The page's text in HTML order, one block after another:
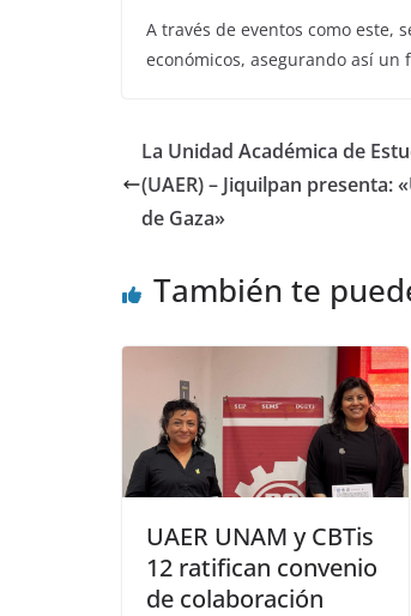
A través de eventos como este,
económicos, asegurando así
La Unidad Académica de
(UAER) – Jiquilpan presenta:
de Gaza»
También te
UAER UNAM y CBTis
12 ratifican convenio
de colaboración